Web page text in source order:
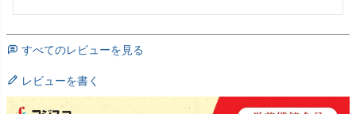
すべてのレビューを見る
レビューを書く